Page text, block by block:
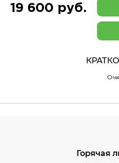
19 600 руб.
Горячая